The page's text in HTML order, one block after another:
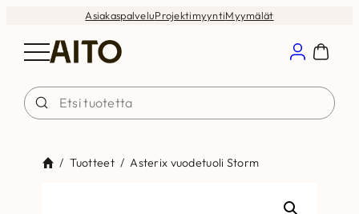
AsiakaspalveluProjektimyyntiMyymälät
/ Tuotteet / Asterix vuodetuoli Storm